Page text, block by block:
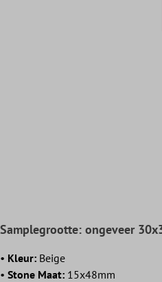
Samplegrootte: ongeveer
• Kleur: Beige
• Stone Maat: 15x48mm